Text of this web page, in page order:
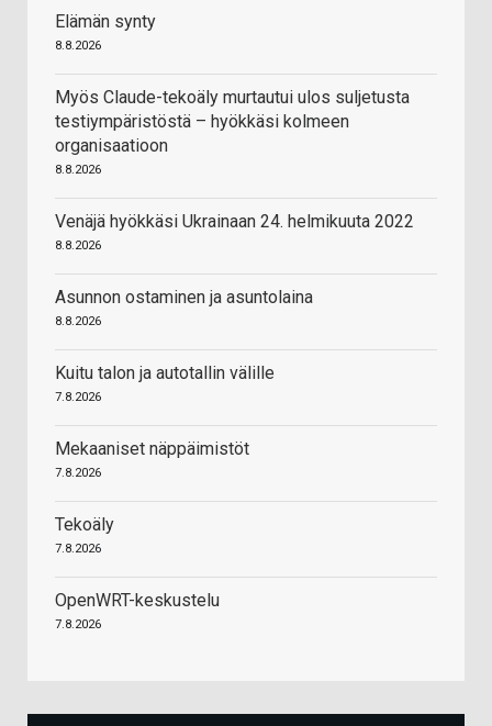
Elämän synty
8.8.2026
Myös Claude-tekoäly murtautui ulos suljetusta
testiympäristöstä – hyökkäsi kolmeen
organisaatioon
8.8.2026
Venäjä hyökkäsi Ukrainaan 24. helmikuuta 2022
8.8.2026
Asunnon ostaminen ja asuntolaina
8.8.2026
Kuitu talon ja autotallin välille
7.8.2026
Mekaaniset näppäimistöt
7.8.2026
Tekoäly
7.8.2026
OpenWRT-keskustelu
7.8.2026